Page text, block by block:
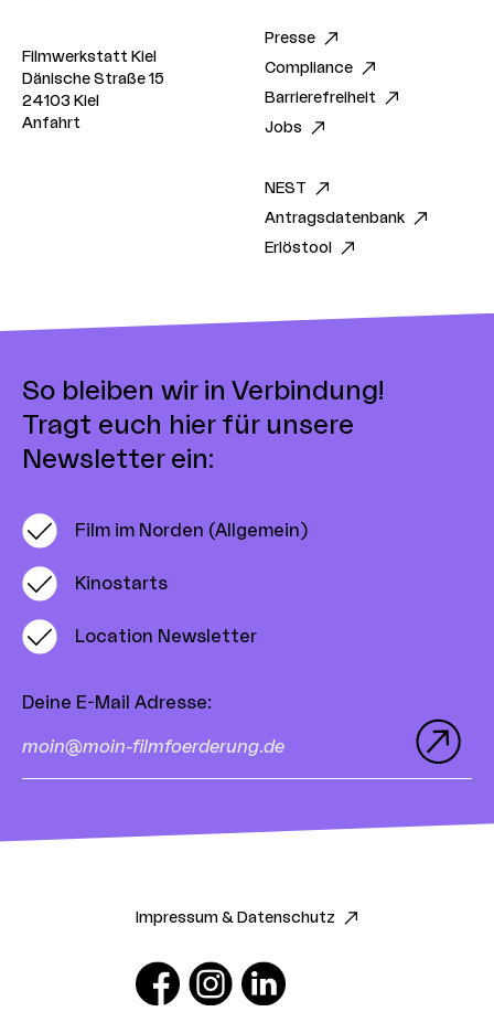
So bleiben wir in Verbindung!
Tragt euch hier für unsere
Newsletter ein:
Film im Norden (Allgemein)
Kinostarts
Location Newsletter
Deine E-Mail Adresse:
Filmwerkstatt Kiel
Dänische Straße 15
24103 Kiel
Anfahrt
Presse
Compliance
Barrierefreiheit
Jobs
NEST
Antragsdatenbank
Erlöstool
Impressum & Datenschutz